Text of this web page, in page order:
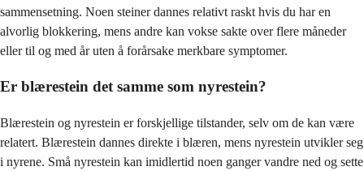
sammensetning. Noen steiner dannes relativt raskt hvis du har en
alvorlig blokkering, mens andre kan vokse sakte over flere måneder
eller til og med år uten å forårsake merkbare symptomer.
Er blærestein det samme som nyrestein?
Blærestein og nyrestein er forskjellige tilstander, selv om de kan være
relatert. Blærestein dannes direkte i blæren, mens nyrestein utvikler seg
i nyrene. Små nyrestein kan imidlertid noen ganger vandre ned og sette